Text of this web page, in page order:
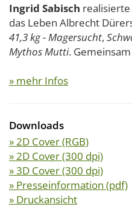
Ingrid Sabisch
das Leben Albrecht
41,3 kg - Magersucht,
Mythos Mutti.
» mehr Infos
Downloads
» 2D Cover (RGB)
» 2D Cover (300 dpi)
» 3D Cover (300 dpi)
» Presseinformation (pdf)
» Druckansicht